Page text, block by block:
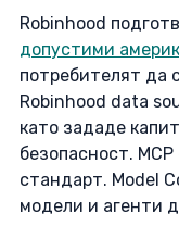
Robinhood
допустими
потребителят да
Robinhood data
като зададе
безопасност.
стандарт. Model
модели и агенти